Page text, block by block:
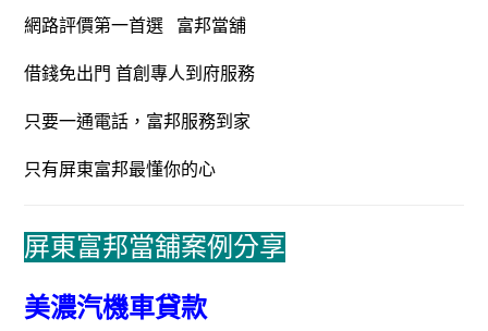
網路評價第一首選 富邦當舖
借錢免出門 首創專人到府服務
只要一通電話，富邦服務到家
只有屏東富邦最懂你的心
屏東富邦當舖案例分享
美濃汽機車貸款